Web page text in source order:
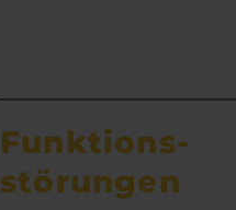
Funktions­
störungen